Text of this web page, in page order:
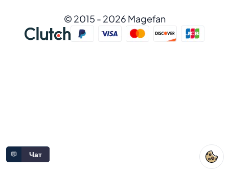
© 2015 - 2026 Magefan
💬 Чат